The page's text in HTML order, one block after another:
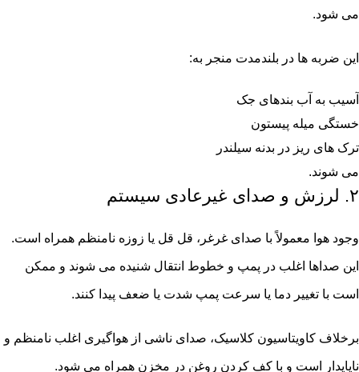
می شود.
این ضربه ها در بلندمدت منجر به:
آسیب به آب بندهای جک
خستگی میله پیستون
ترک های ریز در بدنه سیلندر
می شوند.
۲. لرزش و صدای غیرعادی سیستم
وجود هوا معمولاً با صدای غرغر، قل قل یا زوزه نامنظم همراه است.
این صداها اغلب در پمپ و خطوط انتقال شنیده می شوند و ممکن
است با تغییر دما یا سرعت پمپ شدت یا ضعف پیدا کنند.
برخلاف کاویتاسیون کلاسیک، صدای ناشی از هواگیری اغلب نامنظم و
ناپایدار است و با کف کردن روغن در مخزن همراه می شود.